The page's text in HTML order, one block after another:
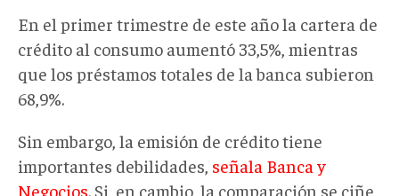
En el primer trimestre de este año la cartera de
crédito al consumo aumentó 33,5%, mientras
que los préstamos totales de la banca subieron
68,9%.
Sin embargo, la emisión de crédito tiene
importantes debilidades, señala Banca y
Negocios. Si, en cambio, la comparación se ciñe